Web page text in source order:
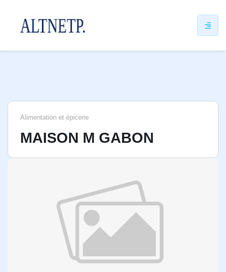
Alimentation et épicerie
MAISON M GABON